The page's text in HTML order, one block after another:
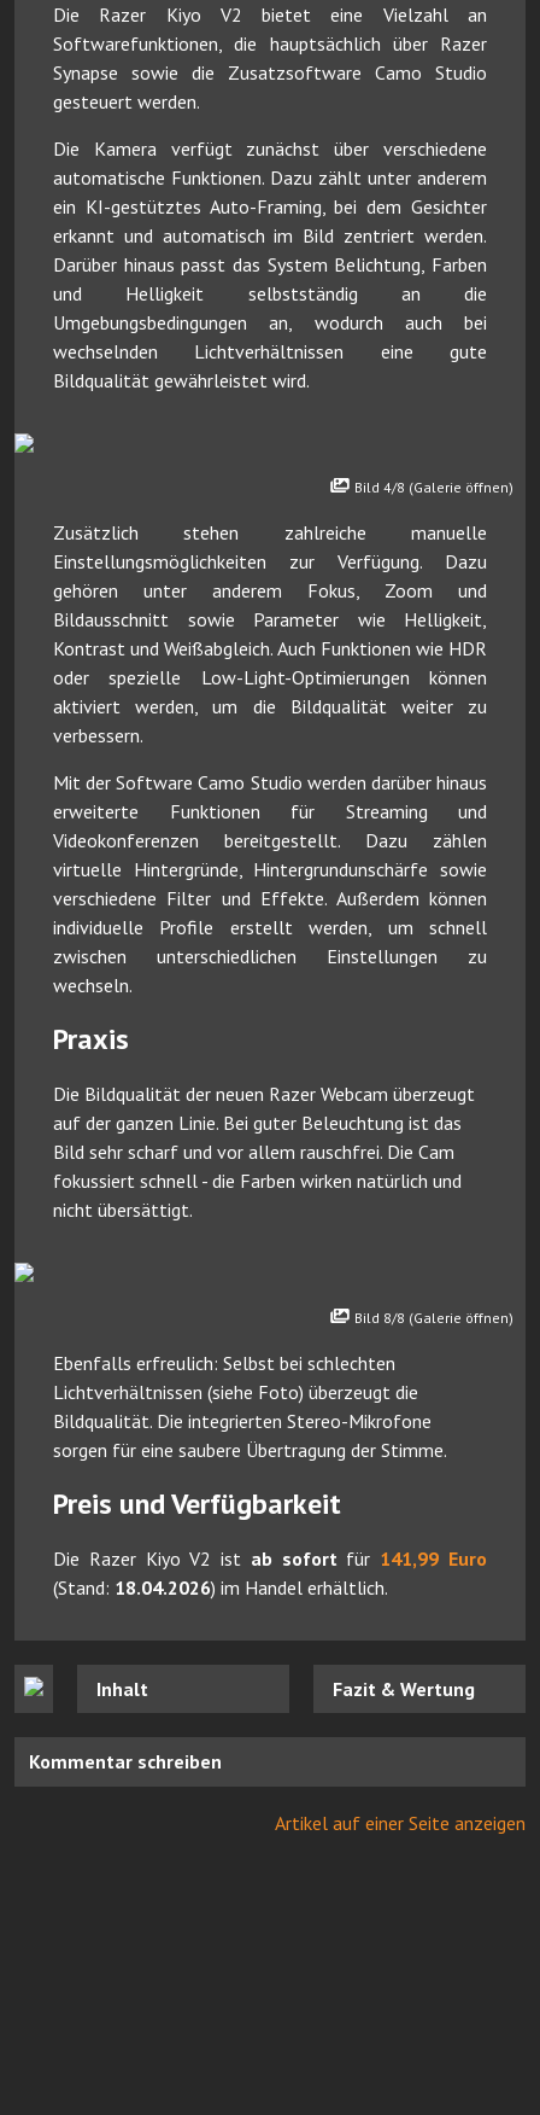
Die Razer Kiyo V2 bietet eine Vielzahl an
Softwarefunktionen, die hauptsächlich über Razer
Synapse sowie die Zusatzsoftware Camo Studio
gesteuert werden.
Die Kamera verfügt zunächst über verschiedene
automatische Funktionen. Dazu zählt unter anderem
ein KI-gestütztes Auto-Framing, bei dem Gesichter
erkannt und automatisch im Bild zentriert werden.
Darüber hinaus passt das System Belichtung, Farben
und Helligkeit selbstständig an die
Umgebungsbedingungen an, wodurch auch bei
wechselnden Lichtverhältnissen eine gute
Bildqualität gewährleistet wird.
Bild 4/8 (Galerie öffnen)
Zusätzlich stehen zahlreiche manuelle
Einstellungsmöglichkeiten zur Verfügung. Dazu
gehören unter anderem Fokus, Zoom und
Bildausschnitt sowie Parameter wie Helligkeit,
Kontrast und Weißabgleich. Auch Funktionen wie HDR
oder spezielle Low-Light-Optimierungen können
aktiviert werden, um die Bildqualität weiter zu
verbessern.
Mit der Software Camo Studio werden darüber hinaus
erweiterte Funktionen für Streaming und
Videokonferenzen bereitgestellt. Dazu zählen
virtuelle Hintergründe, Hintergrundunschärfe sowie
verschiedene Filter und Effekte. Außerdem können
individuelle Profile erstellt werden, um schnell
zwischen unterschiedlichen Einstellungen zu
wechseln.
Praxis
Die Bildqualität der neuen Razer Webcam überzeugt
auf der ganzen Linie. Bei guter Beleuchtung ist das
Bild sehr scharf und vor allem rauschfrei. Die Cam
fokussiert schnell - die Farben wirken natürlich und
nicht übersättigt.
Bild 8/8 (Galerie öffnen)
Ebenfalls erfreulich: Selbst bei schlechten
Lichtverhältnissen (siehe Foto) überzeugt die
Bildqualität. Die integrierten Stereo-Mikrofone
sorgen für eine saubere Übertragung der Stimme.
Preis und Verfügbarkeit
Die Razer Kiyo V2 ist ab sofortfür 141,99 Euro
(Stand: 18.04.2026) im Handel erhältlich.
Inhalt Fazit & Wertung
Kommentar schreiben
Artikel auf einer Seite anzeigen